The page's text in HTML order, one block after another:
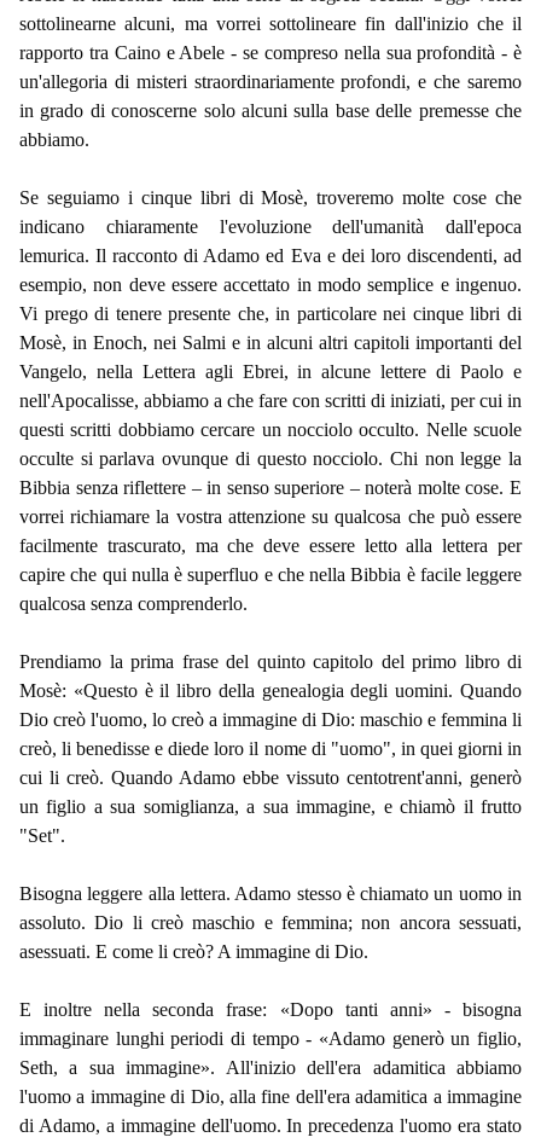
sottolinearne alcuni, ma vorrei sottolineare fin dall'inizio che il
rapporto tra Caino e Abele - se compreso nella sua profondità - è
un'allegoria di misteri straordinariamente profondi, e che saremo
in grado di conoscerne solo alcuni sulla base delle premesse che
abbiamo.
Se seguiamo i cinque libri di Mosè, troveremo molte cose che
indicano chiaramente l'evoluzione dell'umanità dall'epoca
lemurica. Il racconto di Adamo ed Eva e dei loro discendenti, ad
esempio, non deve essere accettato in modo semplice e ingenuo.
Vi prego di tenere presente che, in particolare nei cinque libri di
Mosè, in Enoch, nei Salmi e in alcuni altri capitoli importanti del
Vangelo, nella Lettera agli Ebrei, in alcune lettere di Paolo e
nell'Apocalisse, abbiamo a che fare con scritti di iniziati, per cui in
questi scritti dobbiamo cercare un nocciolo occulto. Nelle scuole
occulte si parlava ovunque di questo nocciolo. Chi non legge la
Bibbia senza riflettere – in senso superiore – noterà molte cose. E
vorrei richiamare la vostra attenzione su qualcosa che può essere
facilmente trascurato, ma che deve essere letto alla lettera per
capire che qui nulla è superfluo e che nella Bibbia è facile leggere
qualcosa senza comprenderlo.
Prendiamo la prima frase del quinto capitolo del primo libro di
Mosè: «Questo è il libro della genealogia degli uomini. Quando
Dio creò l'uomo, lo creò a immagine di Dio: maschio e femmina li
creò, li benedisse e diede loro il nome di "uomo", in quei giorni in
cui li creò. Quando Adamo ebbe vissuto centotrent'anni, generò
un figlio a sua somiglianza, a sua immagine, e chiamò il frutto
"Set".
Bisogna leggere alla lettera. Adamo stesso è chiamato un uomo in
assoluto. Dio li creò maschio e femmina; non ancora sessuati,
asessuati. E come li creò? A immagine di Dio.
E inoltre nella seconda frase: «Dopo tanti anni» - bisogna
immaginare lunghi periodi di tempo - «Adamo generò un figlio,
Seth, a sua immagine». All'inizio dell'era adamitica abbiamo
l'uomo a immagine di Dio, alla fine dell'era adamitica a immagine
di Adamo, a immagine dell'uomo. In precedenza l'uomo era stato